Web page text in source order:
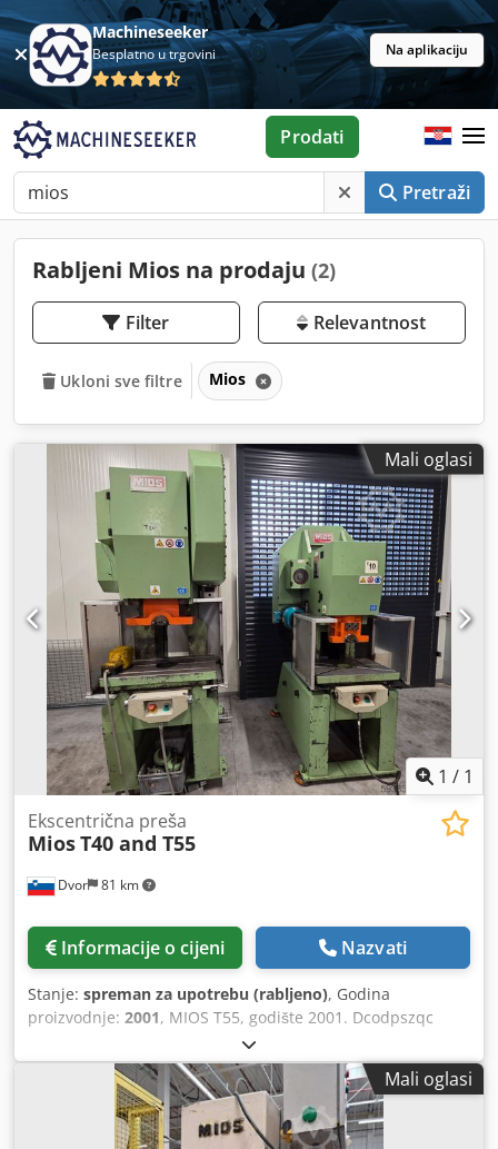
Machineseeker
Besplatno u trgovini Na aplikaciju
Pretraži
Prodati
Rabljeni Mios na prodaju (2)
Filter Relevantnost
Ukloni sve filtre Mios
Mali oglasi
1 / 1
Dvor 81 km
Ekscentrična preša
MiosT40 and T55
Informacije o cijeni Nazvati
Stanje: spreman za upotrebu (rabljeno), Godina
proizvodnje: 2001, MIOS T55, godište 2001. Dcodpszqc
Rwofx Apwsk MIOS T40, godište 2001.
Mali oglasi